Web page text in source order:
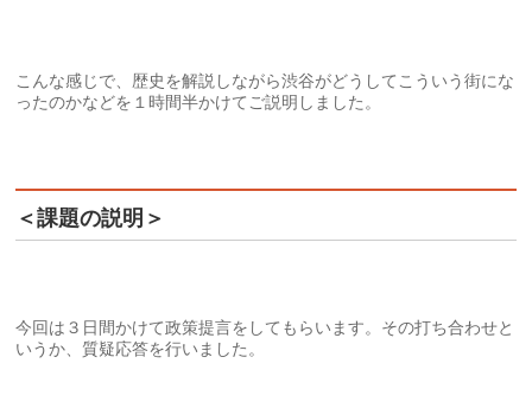
こんな感じで、歴史を解説しながら渋谷がどうしてこういう街にな
ったのかなどを１時間半かけてご説明しました。
＜課題の説明＞
今回は３日間かけて政策提言をしてもらいます。その打ち合わせと
いうか、質疑応答を行いました。